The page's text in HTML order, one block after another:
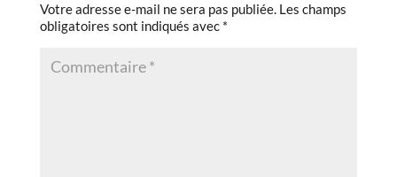
Votre adresse e-mail ne sera pas publiée. Les champs
obligatoires sont indiqués avec *